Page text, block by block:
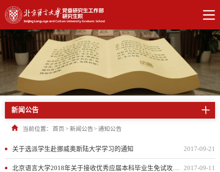
新闻公告
当前位置： 首页 > 新闻公告> 通知公告
2017-09-21
关于选派学生赴挪威奥斯陆大学学习的通知
2017-09-11
北京语言大学2018年关于接收优秀应届本科毕业生免试攻读硕士学位研究生实施办法